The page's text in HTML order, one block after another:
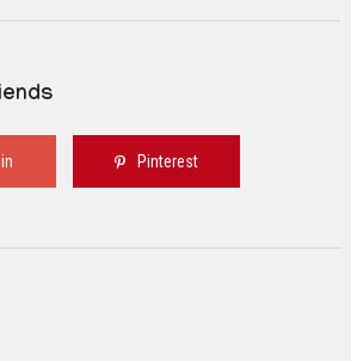
Pinterest